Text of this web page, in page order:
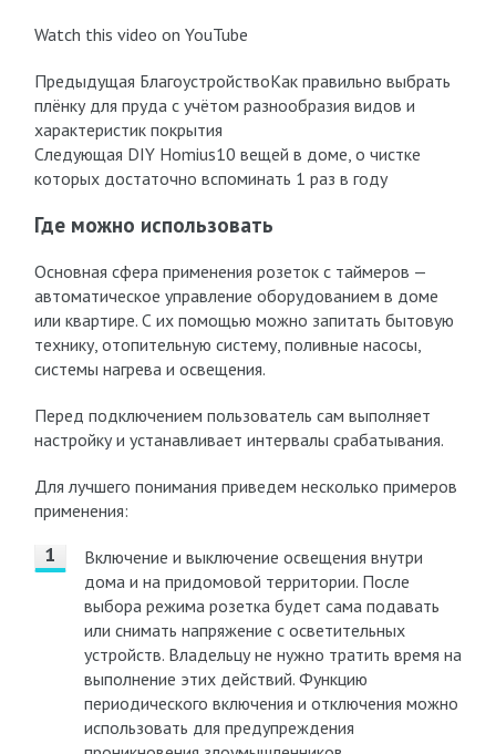
Watch this video on YouTube
Предыдущая БлагоустройствоКак правильно выбрать
плёнку для пруда с учётом разнообразия видов и
характеристик покрытия
Следующая DIY Homius10 вещей в доме, о чистке
которых достаточно вспоминать 1 раз в году
Где можно использовать
Основная сфера применения розеток с таймеров —
автоматическое управление оборудованием в доме
или квартире. С их помощью можно запитать бытовую
технику, отопительную систему, поливные насосы,
системы нагрева и освещения.
Перед подключением пользователь сам выполняет
настройку и устанавливает интервалы срабатывания.
Для лучшего понимания приведем несколько примеров
применения:
Включение и выключение освещения внутри
дома и на придомовой территории. После
выбора режима розетка будет сама подавать
или снимать напряжение с осветительных
устройств. Владельцу не нужно тратить время на
выполнение этих действий. Функцию
периодического включения и отключения можно
использовать для предупреждения